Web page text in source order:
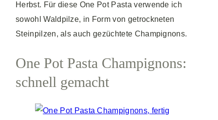
Herbst. Für diese One Pot Pasta verwende ich
sowohl Waldpilze, in Form von getrockneten
Steinpilzen, als auch gezüchtete Champignons.
One Pot Pasta Champignons:
schnell gemacht